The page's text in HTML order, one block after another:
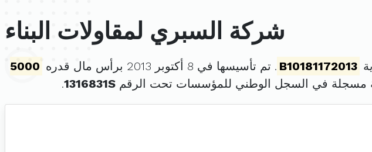
شركة السبري لمقاولات البناء
B10181172013 . تم تأسيسها في 8 أكتوبر 2013 برأس مال قدره
5000
مسجلة في السجل الوطني للمؤسسات تحت الرقم 1316831S
.